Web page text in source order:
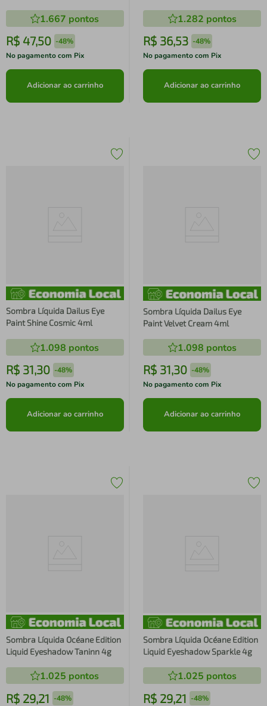
1.667 pontos
R$ 47,50 -48%
No pagamento com Pix
Adicionar ao carrinho
1.282 pontos
R$ 36,53 -48%
No pagamento com Pix
Adicionar ao carrinho
Sombra Líquida Dailus Eye
Paint Shine Cosmic 4ml
1.098 pontos
R$ 31,30 -48%
No pagamento com Pix
Adicionar ao carrinho
Sombra Líquida Dailus Eye
Paint Velvet Cream 4ml
1.098 pontos
R$ 31,30 -48%
No pagamento com Pix
Adicionar ao carrinho
Sombra Líquida Océane Edition
Liquid Eyeshadow Taninn 4g
1.025 pontos
R$ 29,21 -48%
Sombra Líquida Océane Edition
Liquid Eyeshadow Sparkle 4g
1.025 pontos
R$ 29,21 -48%